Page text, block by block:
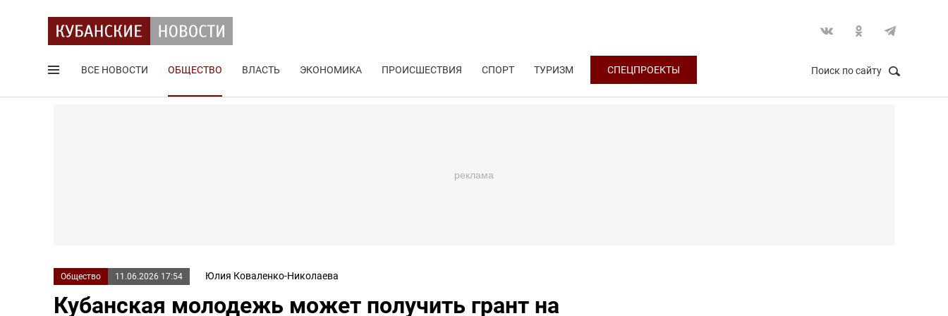
ВСЕ НОВОСТИ ОБЩЕСТВО ВЛАСТЬ ЭКОНОМИКА ПРОИСШЕСТВИЯ СПОРТ ТУРИЗМ СПЕЦПРОЕКТЫ Поиск по сайту
Общество 11.06.2026 17:54 Юлия Коваленко-Николаева
Кубанская молодежь может получить грант на